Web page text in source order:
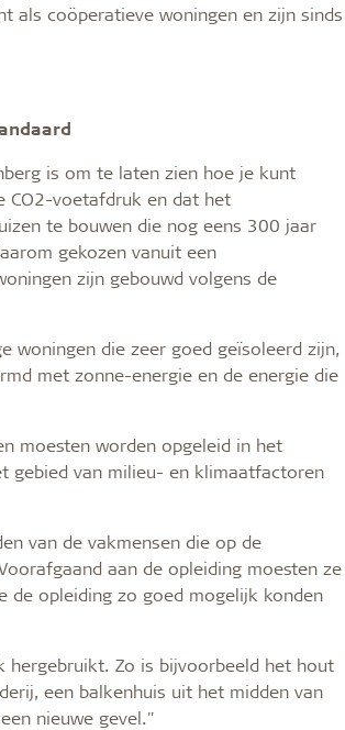
als coöperatieve woningen en zijn sinds
is om te laten zien hoe je kunt
CO2-voetafdruk en dat het
te bouwen die nog eens 300 jaar
gekozen vanuit een
zijn gebouwd volgens de
woningen die zeer goed geïsoleerd zijn,
met zonne-energie en de energie die
moesten worden opgeleid in het
gebied van milieu- en klimaatfactoren
van de vakmensen die op de
aan de opleiding moesten ze
de opleiding zo goed mogelijk konden
hergebruikt. Zo is bijvoorbeeld het hout
een balkenhuis uit het midden van
nieuwe gevel."